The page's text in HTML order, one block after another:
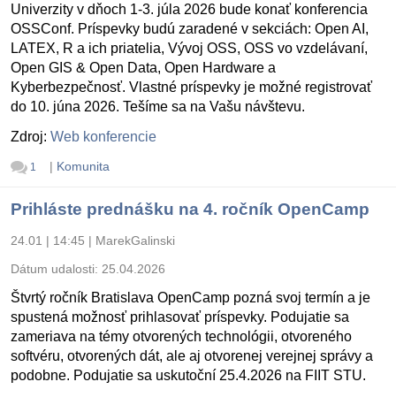
Univerzity v dňoch 1-3. júla 2026 bude konať konferencia
OSSConf. Príspevky budú zaradené v sekciách: Open AI,
LATEX, R a ich priatelia, Vývoj OSS, OSS vo vzdelávaní,
Open GIS & Open Data, Open Hardware a
Kyberbezpečnosť. Vlastné príspevky je možné registrovať
do 10. júna 2026. Tešíme sa na Vašu návštevu.
Zdroj: Web konferencie
1 | Komunita
Prihláste prednášku na 4. ročník OpenCamp
24.01 | 14:45 | MarekGalinski
Dátum udalosti: 25.04.2026
Štvrtý ročník Bratislava OpenCamp pozná svoj termín a je
spustená možnosť prihlasovať príspevky. Podujatie sa
zameriava na témy otvorených technológii, otvoreného
softvéru, otvorených dát, ale aj otvorenej verejnej správy a
podobne. Podujatie sa uskutoční 25.4.2026 na FIIT STU.